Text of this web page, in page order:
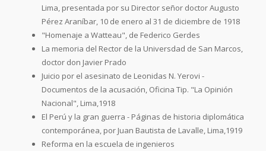
Lima, presentada por su Director señor doctor Augusto
Pérez Araníbar, 10 de enero al 31 de diciembre de 1918
"Homenaje a Watteau", de Federico Gerdes
La memoria del Rector de la Universdad de San Marcos,
doctor don Javier Prado
Juicio por el asesinato de Leonidas N. Yerovi -
Documentos de la acusación, Oficina Tip. "La Opinión
Nacional", Lima,1918
El Perú y la gran guerra - Páginas de historia diplomática
contemporánea, por Juan Bautista de Lavalle, Lima,1919
Reforma en la escuela de ingenieros